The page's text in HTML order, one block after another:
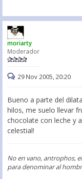
moriarty
Moderador
29 Nov 2005, 20:20
Bueno a parte del
hilos, me suelo llevar
chocolate con leche y
celestial!
No en vano, antrophos,
para denominar al